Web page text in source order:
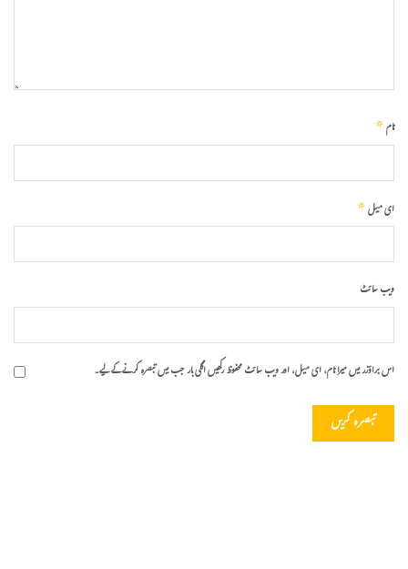
نام*
ای میل*
ویب‌ سائٹ
اس براؤزر میں میرا نام، ای میل، اور ویب سائٹ محفوظ رکھیں اگلی بار جب میں تبصرہ کرنے کےلیے۔